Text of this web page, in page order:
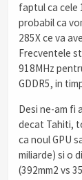
faptul ca cele
probabil ca
285X ce va
Frecventele
918MHz
GDDR5, in
Desi ne-am fi
decat Tahiti,
ca noul GPU
miliarde) si o
(392mm2 vs